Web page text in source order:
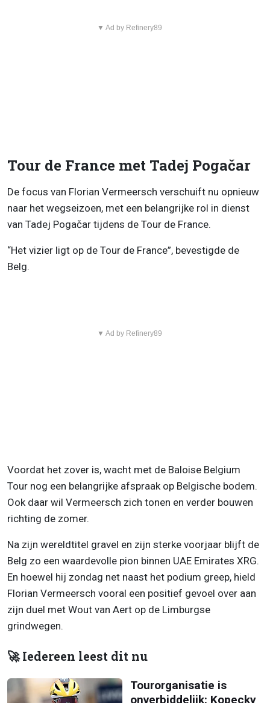
▼ Ad by Refinery89
Tour de France met Tadej Pogačar
De focus van Florian Vermeersch verschuift nu opnieuw
naar het wegseizoen, met een belangrijke rol in dienst
van Tadej Pogačar tijdens de Tour de France.
“Het vizier ligt op de Tour de France”, bevestigde de
Belg.
▼ Ad by Refinery89
Voordat het zover is, wacht met de Baloise Belgium
Tour nog een belangrijke afspraak op Belgische bodem.
Ook daar wil Vermeersch zich tonen en verder bouwen
richting de zomer.
Na zijn wereldtitel gravel en zijn sterke voorjaar blijft de
Belg zo een waardevolle pion binnen UAE Emirates XRG.
En hoewel hij zondag net naast het podium greep, hield
Florian Vermeersch vooral een positief gevoel over aan
zijn duel met Wout van Aert op de Limburgse
grindwegen.
🚀 Iedereen leest dit nu
Tourorganisatie is
onverbiddelijk: Kopecky